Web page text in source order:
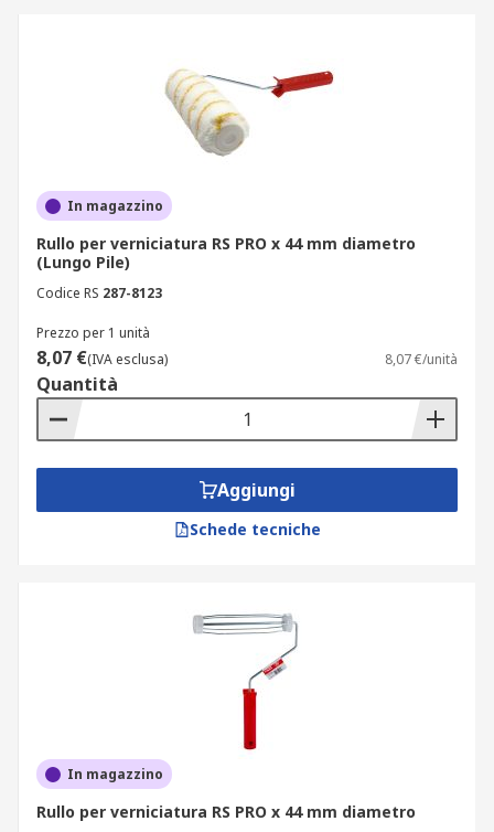
In magazzino
Rullo per verniciatura RS PRO x 44 mm diametro
(Lungo Pile)
Codice RS 287-8123
Prezzo per 1 unità
8,07 €(IVA esclusa) 8,07 €/unità
Quantità
Aggiungi
Schede tecniche
In magazzino
Rullo per verniciatura RS PRO x 44 mm diametro